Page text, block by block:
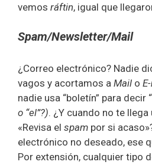
vemos ráftin, igual que
Spam/Newsletter/Mail
¿Correo electrónico? Nadie
vagos y acortamos a Mail o
nadie usa “boletín” para decir
o “el”?). ¿Y cuando no te
«Revisa el spam por si
electrónico no deseado, ese
Por extensión, cualquier tipo